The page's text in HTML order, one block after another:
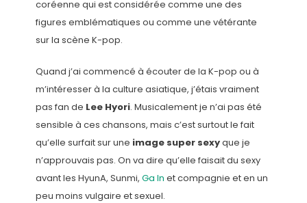
coréenne qui est considérée comme une des
figures emblématiques ou comme une vétérante
sur la scène K-pop.
Quand j’ai commencé à écouter de la K-pop ou à
m’intéresser à la culture asiatique, j’étais vraiment
pas fan de Lee Hyori. Musicalement je n’ai pas été
sensible à ces chansons, mais c’est surtout le fait
qu’elle surfait sur une image super sexyque je
n’approuvais pas. On va dire qu’elle faisait du sexy
avant les HyunA, Sunmi, Ga In et compagnie et en un
peu moins vulgaire et sexuel.